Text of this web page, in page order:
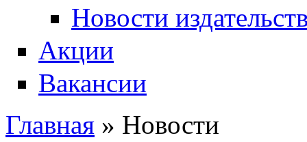
Новости
Акции
Вакансии
Вы здесь
Главная » Новости